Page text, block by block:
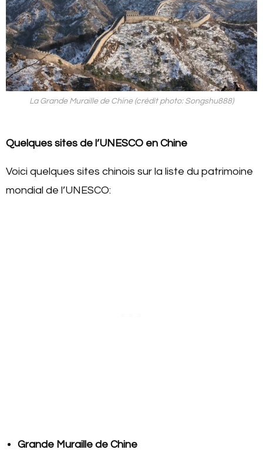
La Grande Muraille de Chine (crédit photo: Songshu888)
Quelques sites de l’UNESCO en Chine
Voici quelques sites chinois sur la liste du patrimoine
mondial de l’UNESCO:
Grande Muraille de Chine